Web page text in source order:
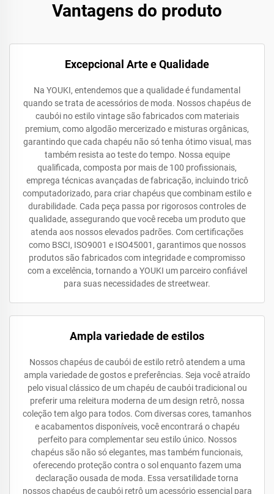
Vantagens do produto
Excepcional Arte e Qualidade
Na YOUKI, entendemos que a qualidade é fundamental
quando se trata de acessórios de moda. Nossos chapéus de
caubói no estilo vintage são fabricados com materiais
premium, como algodão mercerizado e misturas orgânicas,
garantindo que cada chapéu não só tenha ótimo visual, mas
também resista ao teste do tempo. Nossa equipe
qualificada, composta por mais de 100 profissionais,
emprega técnicas avançadas de fabricação, incluindo tricô
computadorizado, para criar chapéus que combinam estilo e
durabilidade. Cada peça passa por rigorosos controles de
qualidade, assegurando que você receba um produto que
atenda aos nossos elevados padrões. Com certificações
como BSCI, ISO9001 e ISO45001, garantimos que nossos
produtos são fabricados com integridade e compromisso
com a excelência, tornando a YOUKI um parceiro confiável
para suas necessidades de streetwear.
Ampla variedade de estilos
Nossos chapéus de caubói de estilo retrô atendem a uma
ampla variedade de gostos e preferências. Seja você atraído
pelo visual clássico de um chapéu de caubói tradicional ou
preferir uma releitura moderna de um design retrô, nossa
coleção tem algo para todos. Com diversas cores, tamanhos
e acabamentos disponíveis, você encontrará o chapéu
perfeito para complementar seu estilo único. Nossos
chapéus são não só elegantes, mas também funcionais,
oferecendo proteção contra o sol enquanto fazem uma
declaração ousada de moda. Essa versatilidade torna
nossos chapéus de caubói retrô um acessório essencial para